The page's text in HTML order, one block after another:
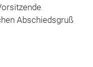
Abschiedsgruß